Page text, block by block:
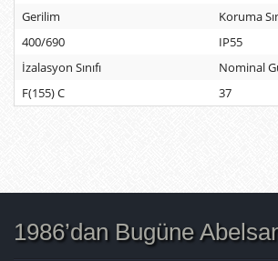
Gerilim
Koruma
400/690
IP55
İzalasyon Sınıfı
Nominal
F(155) C
37
1986’dan Bugüne